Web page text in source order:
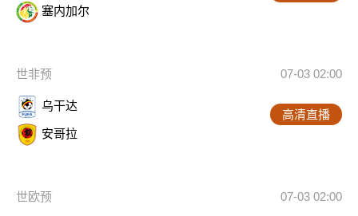
塞内加尔
世非预 07-03 02:00
乌干达
安哥拉
高清直播
世欧预 07-03 02:00